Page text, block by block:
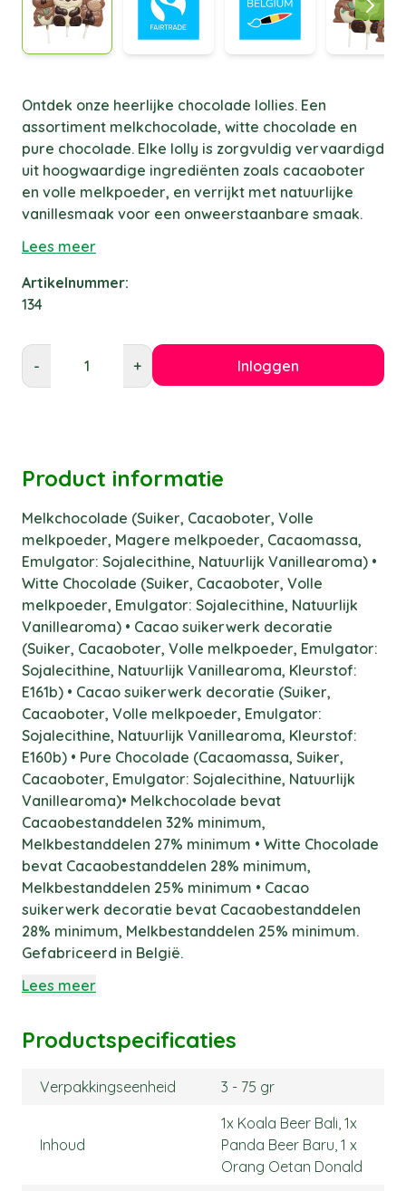
Ontdek onze heerlijke chocolade lollies. Een
assortiment melkchocolade, witte chocolade en
pure chocolade. Elke lolly is zorgvuldig vervaardigd
uit hoogwaardige ingrediënten zoals cacaoboter
en volle melkpoeder, en verrijkt met natuurlijke
vanillesmaak voor een onweerstaanbare smaak.
Lees meer
Artikelnummer:
134
- + Inloggen
Product informatie
Melkchocolade (Suiker, Cacaoboter, Volle
melkpoeder, Magere melkpoeder, Cacaomassa,
Emulgator: Sojalecithine, Natuurlijk Vanillearoma) •
Witte Chocolade (Suiker, Cacaoboter, Volle
melkpoeder, Emulgator: Sojalecithine, Natuurlijk
Vanillearoma) • Cacao suikerwerk decoratie
(Suiker, Cacaoboter, Volle melkpoeder, Emulgator:
Sojalecithine, Natuurlijk Vanillearoma, Kleurstof:
E161b) • Cacao suikerwerk decoratie (Suiker,
Cacaoboter, Volle melkpoeder, Emulgator:
Sojalecithine, Natuurlijk Vanillearoma, Kleurstof:
E160b) • Pure Chocolade (Cacaomassa, Suiker,
Cacaoboter, Emulgator: Sojalecithine, Natuurlijk
Vanillearoma)• Melkchocolade bevat
Cacaobestanddelen 32% minimum,
Melkbestanddelen 27% minimum • Witte Chocolade
bevat Cacaobestanddelen 28% minimum,
Melkbestanddelen 25% minimum • Cacao
suikerwerk decoratie bevat Cacaobestanddelen
28% minimum, Melkbestanddelen 25% minimum.
Gefabriceerd in België.
Lees meer
Productspecificaties
Verpakkingseenheid 3 - 75 gr
Inhoud
1x Koala Beer Bali, 1x
Panda Beer Baru, 1 x
Orang Oetan Donald